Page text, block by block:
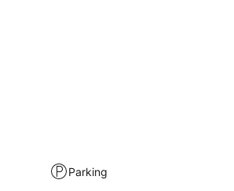
Parking